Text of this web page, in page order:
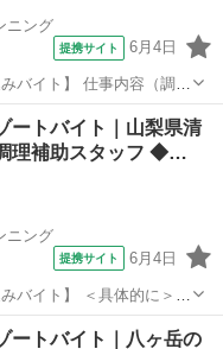
ニング
提携サイト 6月4日
バイト】 仕事内容（調
料理の各セクション（煮
仕込み・下ご
ートバイト｜山梨県清
理補助スタッフ ◆…
ニング
提携サイト 6月4日
具体的に＞
の「ROCKビーフカレ
ターを添えるなど、提供
ートバイト｜八ヶ岳の